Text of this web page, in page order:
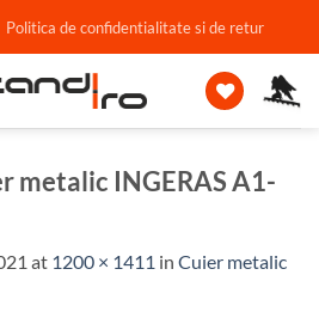
Politica de confidentialitate si de retur
metalic INGERAS A1-
at 1200 × 1411 in Cuier metalic